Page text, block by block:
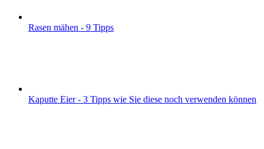
Rasen mähen - 9 Tipps
Kaputte Eier - 3 Tipps wie Sie diese noch verwenden können